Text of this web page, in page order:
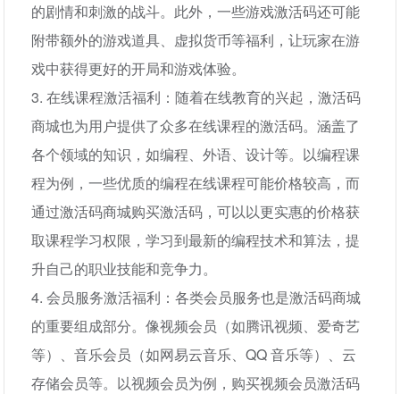
的剧情和刺激的战斗。此外，一些游戏激活码还可能
附带额外的游戏道具、虚拟货币等福利，让玩家在游
戏中获得更好的开局和游戏体验。
3. 在线课程激活福利：随着在线教育的兴起，激活码
商城也为用户提供了众多在线课程的激活码。涵盖了
各个领域的知识，如编程、外语、设计等。以编程课
程为例，一些优质的编程在线课程可能价格较高，而
通过激活码商城购买激活码，可以以更实惠的价格获
取课程学习权限，学习到最新的编程技术和算法，提
升自己的职业技能和竞争力。
4. 会员服务激活福利：各类会员服务也是激活码商城
的重要组成部分。像视频会员（如腾讯视频、爱奇艺
等）、音乐会员（如网易云音乐、QQ 音乐等）、云
存储会员等。以视频会员为例，购买视频会员激活码